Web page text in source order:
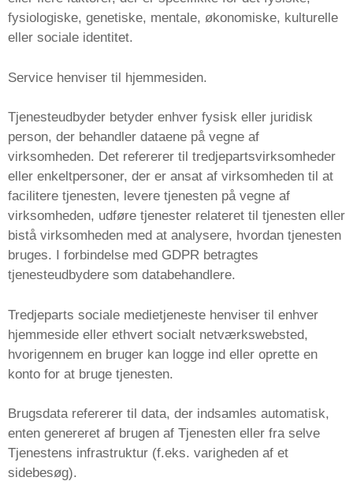
fysiologiske, genetiske, mentale, økonomiske, kulturelle
eller sociale identitet.
Service henviser til hjemmesiden.
Tjenesteudbyder betyder enhver fysisk eller juridisk
person, der behandler dataene på vegne af
virksomheden. Det refererer til tredjepartsvirksomheder
eller enkeltpersoner, der er ansat af virksomheden til at
facilitere tjenesten, levere tjenesten på vegne af
virksomheden, udføre tjenester relateret til tjenesten eller
bistå virksomheden med at analysere, hvordan tjenesten
bruges. I forbindelse med GDPR betragtes
tjenesteudbydere som databehandlere.
Tredjeparts sociale medietjeneste henviser til enhver
hjemmeside eller ethvert socialt netværkswebsted,
hvorigennem en bruger kan logge ind eller oprette en
konto for at bruge tjenesten.
Brugsdata refererer til data, der indsamles automatisk,
enten genereret af brugen af ​​Tjenesten eller fra selve
Tjenestens infrastruktur (f.eks. varigheden af ​​et
sidebesøg).